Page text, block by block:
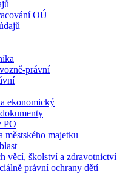
OÚ
právní
ekonomický
PO
městského majetku
věcí, školství a zdravotnictví
právní ochrany dětí